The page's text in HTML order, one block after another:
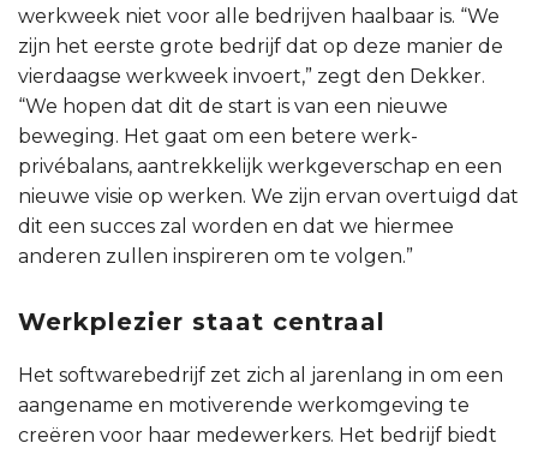
werkweek niet voor alle bedrijven haalbaar is. “We
zijn het eerste grote bedrijf dat op deze manier de
vierdaagse werkweek invoert,” zegt den Dekker.
“We hopen dat dit de start is van een nieuwe
beweging. Het gaat om een betere werk-
privébalans, aantrekkelijk werkgeverschap en een
nieuwe visie op werken. We zijn ervan overtuigd dat
dit een succes zal worden en dat we hiermee
anderen zullen inspireren om te volgen.”
Werkplezier staat centraal
Het softwarebedrijf zet zich al jarenlang in om een
aangename en motiverende werkomgeving te
creëren voor haar medewerkers. Het bedrijf biedt